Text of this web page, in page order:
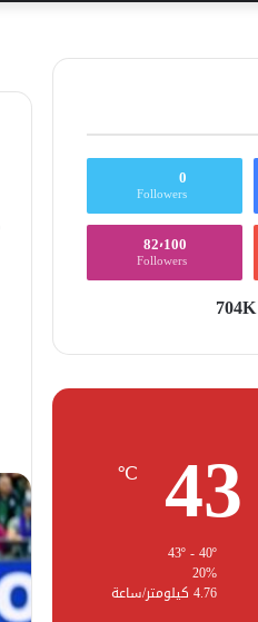
0
Followers
82٬100
Followers
704K
43
℃
43º - 40º
20%
4.76 كيلومتر/ساعة